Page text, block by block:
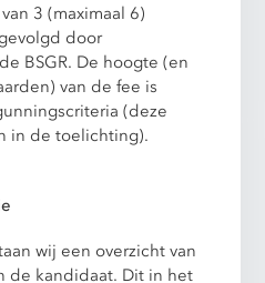
3 (maximaal 6)
door
BSGR. De hoogte (en
van de fee is
(deze
in de toelichting).
wij een overzicht van
de kandidaat. Dit in het